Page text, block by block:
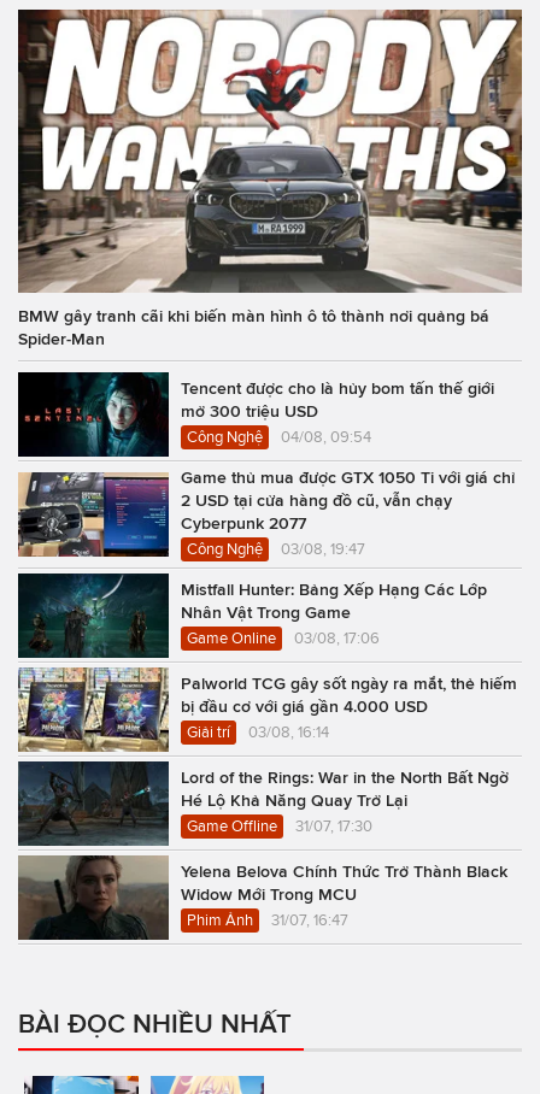
BMW gây tranh cãi khi biến màn hình ô tô thành nơi quảng bá
Spider-Man
Tencent được cho là hủy bom tấn thế giới
mở 300 triệu USD
Công Nghệ 04/08, 09:54
Game thủ mua được GTX 1050 Ti với giá chỉ
2 USD tại cửa hàng đồ cũ, vẫn chạy
Cyberpunk 2077
Công Nghệ 03/08, 19:47
Mistfall Hunter: Bảng Xếp Hạng Các Lớp
Nhân Vật Trong Game
Game Online 03/08, 17:06
Palworld TCG gây sốt ngày ra mắt, thẻ hiếm
bị đầu cơ với giá gần 4.000 USD
Giải trí 03/08, 16:14
Lord of the Rings: War in the North Bất Ngờ
Hé Lộ Khả Năng Quay Trở Lại
Game Offline 31/07, 17:30
Yelena Belova Chính Thức Trở Thành Black
Widow Mới Trong MCU
Phim Ảnh 31/07, 16:47
BÀI ĐỌC NHIỀU NHẤT